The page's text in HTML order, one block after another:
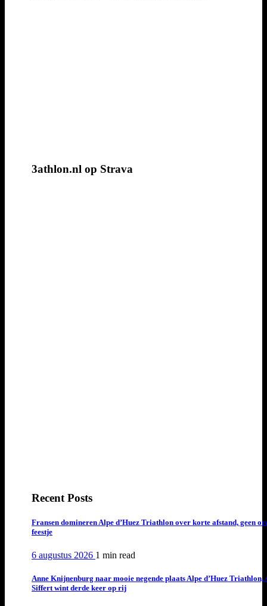
3athlon.nl op Strava
Recent Posts
Fransen domineren Alpe d’Huez Triathlon over korte afstand, geen
feestje
6 augustus 2026 1 min read
Anne Knijnenburg naar mooie negende plaats Alpe d’Huez Triathlon,
Siffert wint derde keer op rij